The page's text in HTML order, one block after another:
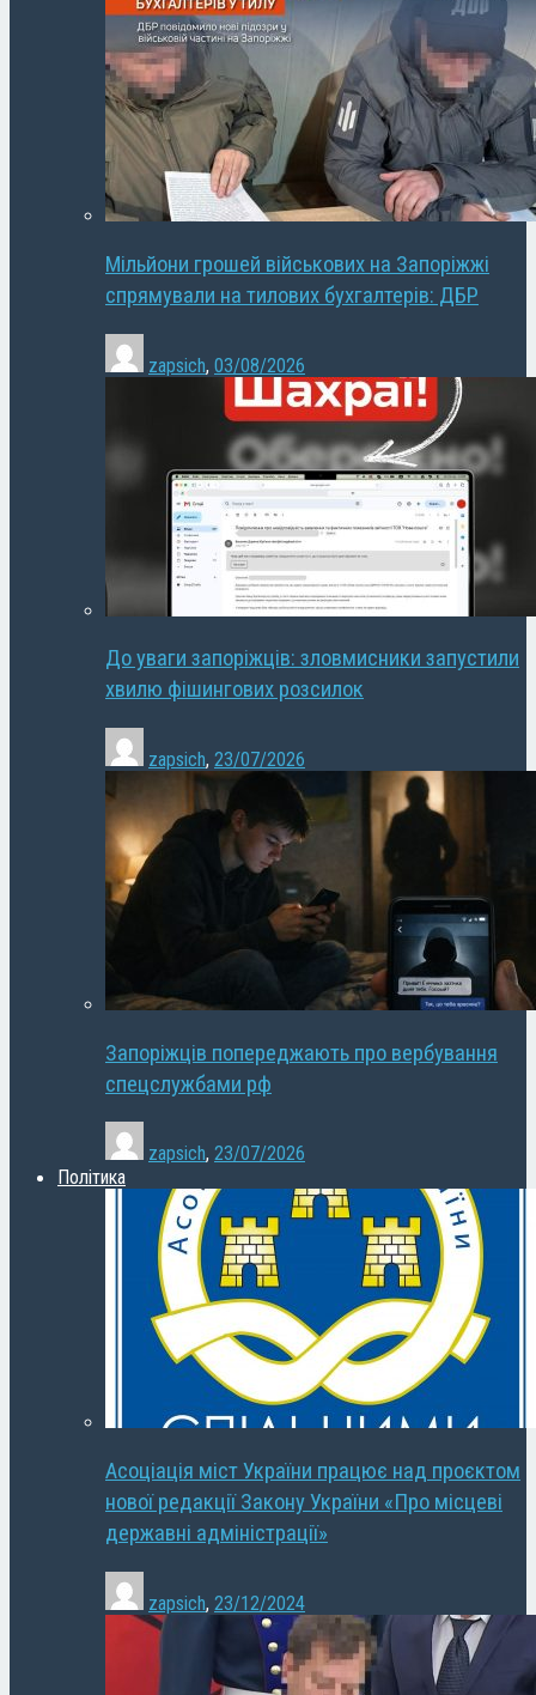
Мільйони грошей військових на Запоріжжі
спрямували на тилових бухгалтерів: ДБР
zapsich, 03/08/2026
До уваги запоріжців: зловмисники запустили
хвилю фішингових розсилок
zapsich, 23/07/2026
Запоріжців попереджають про вербування
спецслужбами рф
zapsich, 23/07/2026
Політика
Асоціація міст України працює над проєктом
нової редакції Закону України «Про місцеві
державні адміністрації»
zapsich, 23/12/2024